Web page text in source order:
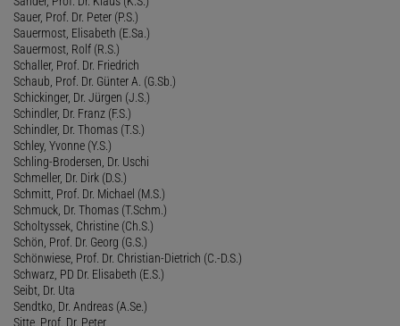
Sauer, Prof. Dr. Peter (P.S.)
Sauermost, Elisabeth (E.Sa.)
Sauermost, Rolf (R.S.)
Schaller, Prof. Dr. Friedrich
Schaub, Prof. Dr. Günter A. (G.Sb.)
Schickinger, Dr. Jürgen (J.S.)
Schindler, Dr. Franz (F.S.)
Schindler, Dr. Thomas (T.S.)
Schley, Yvonne (Y.S.)
Schling-Brodersen, Dr. Uschi
Schmeller, Dr. Dirk (D.S.)
Schmitt, Prof. Dr. Michael (M.S.)
Schmuck, Dr. Thomas (T.Schm.)
Scholtyssek, Christine (Ch.S.)
Schön, Prof. Dr. Georg (G.S.)
Schönwiese, Prof. Dr. Christian-Dietrich (C.-D.S.)
Schwarz, PD Dr. Elisabeth (E.S.)
Seibt, Dr. Uta
Sendtko, Dr. Andreas (A.Se.)
Sitte, Prof. Dr. Peter